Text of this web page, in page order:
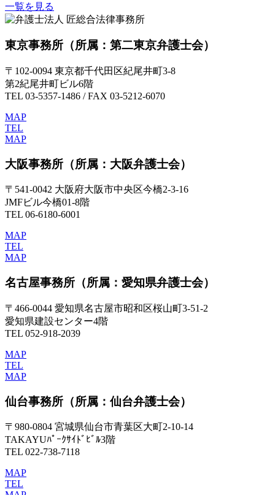
一覧を見る
東京事務所 （所属：第二東京弁護士会）
〒102-0094 東京都千代田区紀尾井町3-8
第2紀尾井町ビル6階
TEL 03-5357-1486 / FAX 03-5212-6070
MAP
TEL
MAP
大阪事務所 （所属：大阪弁護士会）
〒541-0042 大阪府大阪市中央区今橋2-3-16
JMFビル今橋01-8階
TEL 06-6180-6001
MAP
TEL
MAP
名古屋事務所 （所属：愛知県弁護士会）
〒466-0044 愛知県名古屋市昭和区桜山町3-51-2
愛知県建設センター4階
TEL 052-918-2039
MAP
TEL
MAP
仙台事務所 （所属：仙台弁護士会）
〒980-0804 宮城県仙台市青葉区大町2-10-14
TAKAYUﾊﾟｰｸｻｲﾄﾞﾋﾞﾙ3階
TEL 022-738-7118
MAP
TEL